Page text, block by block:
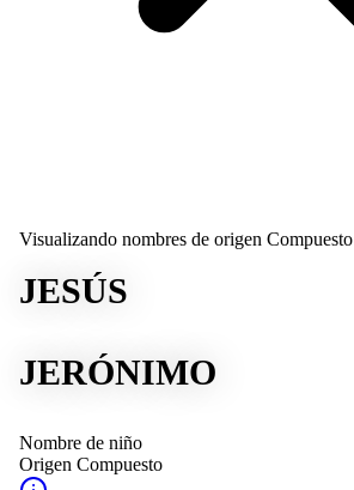
Visualizando nombres de origen Compuesto
JESÚS
JERÓNIMO
Nombre de niño
Origen Compuesto